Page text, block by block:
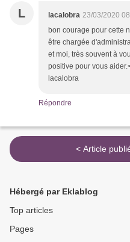
L lacalobra 23/03/2020
bon courage pour cette
être chargée
et moi, très souvent à
positive pour vous
lacalobra
Répondre
Hébergé par Eklablog
Top articles
Pages